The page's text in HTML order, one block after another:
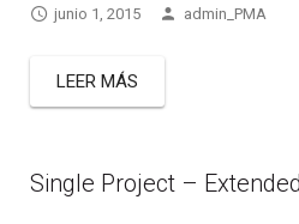
junio 1, 2015 admin_PMA
LEER MÁS
Single Project – Extended